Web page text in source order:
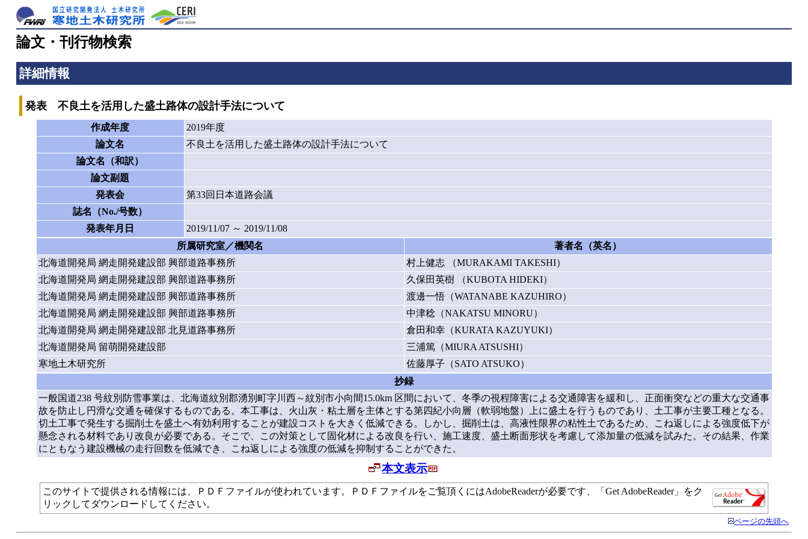
論文・刊行物検索
詳細情報
発表 不良土を活用した盛土路体の設計手法について
作成年度
2019年度
論文名
不良土を活用した盛土路体の設計手法について
論文名（和訳）
論文副題
発表会
第33回日本道路会議
誌名（No./号数）
発表年月日
2019/11/07 ～ 2019/11/08
所属研究室／機関名
著者名（英名）
北海道開発局 網走開発建設部 興部道路事務所
村上健志 （MURAKAMI TAKESHI）
北海道開発局 網走開発建設部 興部道路事務所
久保田英樹 （KUBOTA HIDEKI）
北海道開発局 網走開発建設部 興部道路事務所
渡邊一悟（WATANABE KAZUHIRO）
北海道開発局 網走開発建設部 興部道路事務所
中津稔（NAKATSU MINORU）
北海道開発局 網走開発建設部 北見道路事務所
倉田和幸（KURATA KAZUYUKI）
北海道開発局 留萌開発建設部
三浦篤（MIURA ATSUSHI）
寒地土木研究所
佐藤厚子（SATO ATSUKO）
抄録
一般国道238 号紋別防雪事業は、北海道紋別郡湧別町字川西～紋別市小向間15.0km 区間において、冬季の視程障害による交通障害を緩和し、正面衝突などの重大な交通事
故を防止し円滑な交通を確保するものである。本工事は、火山灰・粘土層を主体とする第四紀小向層（軟弱地盤）上に盛土を行うものであり、土工事が主要工種となる。
切土工事で発生する掘削土を盛土へ有効利用することが建設コストを大きく低減できる。しかし、掘削土は、高液性限界の粘性土であるため、こね返しによる強度低下が
懸念される材料であり改良が必要である。そこで、この対策として固化材による改良を行い、施工速度、盛土断面形状を考慮して添加量の低減を試みた。その結果、作業
にともなう建設機械の走行回数を低減でき、こね返しによる強度の低減を抑制することができた。
本文表示
このサイトで提供される情報には、ＰＤＦファイルが使われています。ＰＤＦファイルをご覧頂くにはAdobeReaderが必要です、「Get AdobeReader」をク
リックしてダウンロードしてください。
ページの先頭へ